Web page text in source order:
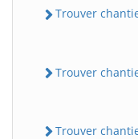
Trouver
Trouver
Trouver